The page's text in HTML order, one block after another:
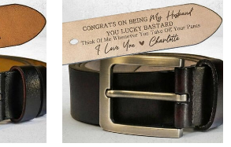
amour à porter à travers tous les hauts
patrimoniale aujourd'hui.